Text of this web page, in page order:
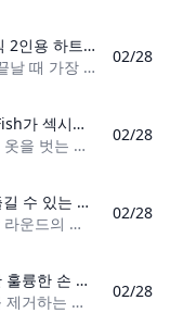
2명의 플레이어 하트 카드 게임 규칙 2인용 하트에서는 가능한 한 적은 점수를 획득하고 트릭을 피하여 게임에서 승리하는 것이 목표입니다!
2인 플레이어 하트의 목적: 게임이 끝날 때 가장 낮은 점수를 얻은 플레이어가 승리합니다! 플레이어 수: 2명 카드 수: 28개 카드 덱 카드 순위: 2(낮음) – 에이스
02/28
SEXY GO FISH 카드 게임 규칙 Go Fish가 섹시할 수 있다는 것을 누가 알았을까요? 파트너와 함께 플레이할 카드 게임을 찾고 있다면 더 이상 찾지 마세요. 규칙은 다음과 같습니다.
SEXY GO FISH의 목표: 술을 마시고 옷을 벗는 동안 4장의 카드 세트를 수집하세요. 플레이어 수: 2명 재료: 카드 덱, 알코올 게임 유형: 커플 음주 게임 관객: 21+ SEXY GO
02/28
구 R자 쿠르코(Kurko)는 2~9명이 즐길 수 있는 트릭 테이킹 게임입니다. Kurkku 게임과 관련이 있습니다.
KURKO의 목표: Kurko의 목표는 각 라운드의 마지막 트릭에서 승리하지 못하고 30점에 도달하는 마지막 플레이어가 되는 것입니다. 플레이어 수: 2-9명
02/28
나리 Panjandrum은 아이들을 위한 훌륭한 손 털기 게임입니다. 이 게임에서 플레이어는 자신의 모든 카드를 가장 먼저 없애기 위해 경쟁합니다. 중앙이나 서로의 더미에 카드를 놓습니다. 엉망으로 만들지 마세요! 누군가 부정확한 플레이를 하다 적발되면 테이블에 있는 모든 플레이어로부터 카드를 가져와야 합니다.
PANJANDRUM의 목표: 모든 카드를 제거하는 첫 번째 플레이어가 되십시오. 플레이어 수: 3~5명 카드 수: 루크 카드 56장 카드 순위: (낮음) 1 – 14 (
02/28